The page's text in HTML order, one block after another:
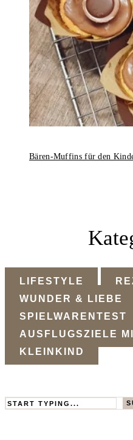
Bären-Muffins für den
LIFESTYLE
WUNDER & LIEBE
SPIELWARENTEST
AUSFLUGSZIELE
KLEINKIND
Search